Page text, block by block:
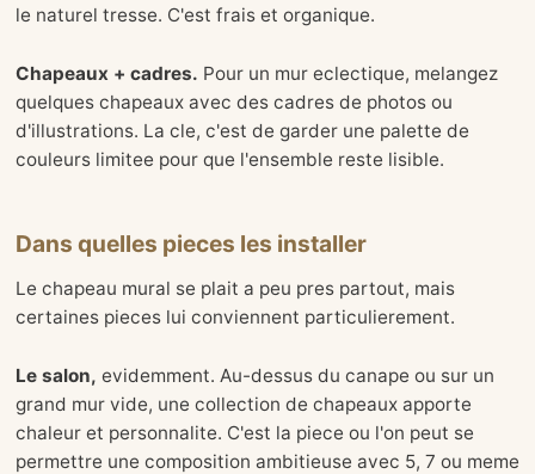
le naturel tresse. C'est frais et organique.
Chapeaux + cadres. Pour un mur eclectique, melangez
quelques chapeaux avec des cadres de photos ou
d'illustrations. La cle, c'est de garder une palette de
couleurs limitee pour que l'ensemble reste lisible.
Dans quelles pieces les installer
Le chapeau mural se plait a peu pres partout, mais
certaines pieces lui conviennent particulierement.
Le salon, evidemment. Au-dessus du canape ou sur un
grand mur vide, une collection de chapeaux apporte
chaleur et personnalite. C'est la piece ou l'on peut se
permettre une composition ambitieuse avec 5, 7 ou meme